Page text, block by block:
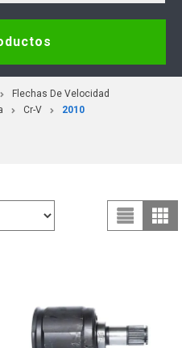
Flechas De Velocidad
Cr-V 2010